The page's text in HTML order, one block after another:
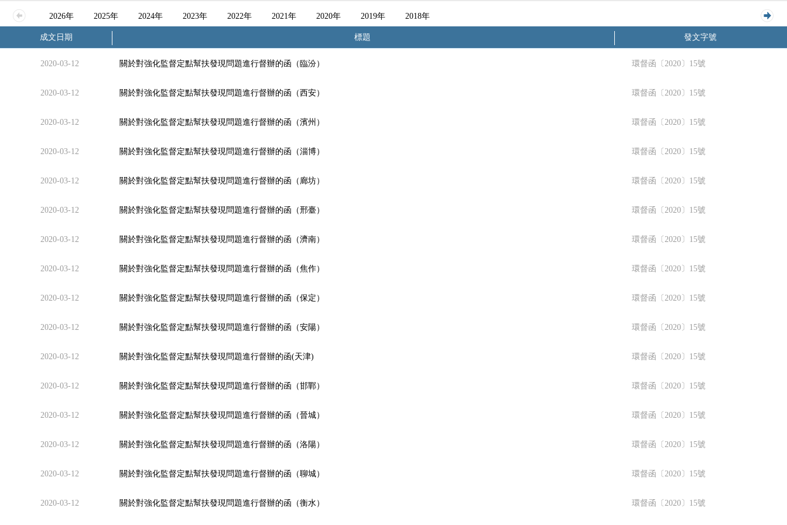
2026年 2025年 2024年 2023年 2022年 2021年 2020年 2019年 2018年
成文日期 標題 發文字號
2020-03-12 關於對強化監督定點幫扶發現問題進行督辦的函（臨汾） 環督函〔2020〕15號
2020-03-12 關於對強化監督定點幫扶發現問題進行督辦的函（西安） 環督函〔2020〕15號
2020-03-12 關於對強化監督定點幫扶發現問題進行督辦的函（濱州） 環督函〔2020〕15號
2020-03-12 關於對強化監督定點幫扶發現問題進行督辦的函（淄博） 環督函〔2020〕15號
2020-03-12 關於對強化監督定點幫扶發現問題進行督辦的函（廊坊） 環督函〔2020〕15號
2020-03-12 關於對強化監督定點幫扶發現問題進行督辦的函（邢臺） 環督函〔2020〕15號
2020-03-12 關於對強化監督定點幫扶發現問題進行督辦的函（濟南） 環督函〔2020〕15號
2020-03-12 關於對強化監督定點幫扶發現問題進行督辦的函（焦作） 環督函〔2020〕15號
2020-03-12 關於對強化監督定點幫扶發現問題進行督辦的函（保定） 環督函〔2020〕15號
2020-03-12 關於對強化監督定點幫扶發現問題進行督辦的函（安陽） 環督函〔2020〕15號
2020-03-12 關於對強化監督定點幫扶發現問題進行督辦的函(天津) 環督函〔2020〕15號
2020-03-12 關於對強化監督定點幫扶發現問題進行督辦的函（邯鄲） 環督函〔2020〕15號
2020-03-12 關於對強化監督定點幫扶發現問題進行督辦的函（晉城） 環督函〔2020〕15號
2020-03-12 關於對強化監督定點幫扶發現問題進行督辦的函（洛陽） 環督函〔2020〕15號
2020-03-12 關於對強化監督定點幫扶發現問題進行督辦的函（聊城） 環督函〔2020〕15號
2020-03-12 關於對強化監督定點幫扶發現問題進行督辦的函（衡水） 環督函〔2020〕15號